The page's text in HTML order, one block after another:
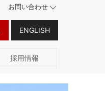
お問い合わせ
ENGLISH
採用情報